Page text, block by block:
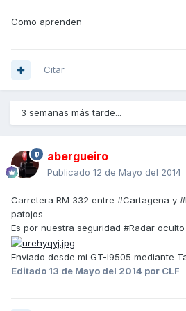
Como aprenden
Citar
3 semanas más tarde...
abergueiro
Publicado 12 de Mayo del 2014
Carretera RM 332 entre #Cartagena y
patojos
Es por nuestra seguridad #Radar oculto
Enviado desde mi GT-I9505 mediante
Editado 13 de Mayo del 2014 por CLF